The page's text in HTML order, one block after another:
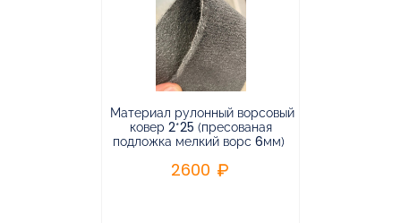
Материал рулонный ворсовый
ковер 2*25 (пресованая
подложка мелкий ворс 6мм)
2600